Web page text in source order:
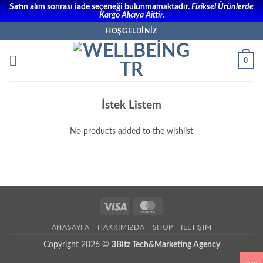
Satın alım sonrası iade seçeneği bulunmamaktadır.Fiziksel Ürünlerde
Kargo Alıcıya Aittir.
HOŞGELDINIZ
0
İstek Listem
No products added to the wishlist
Visa
ANASAYFA HAKKIMIZDA SHOP İLETIŞIM
Copyright 2026 © 3Bitz Tech&Marketing Agency